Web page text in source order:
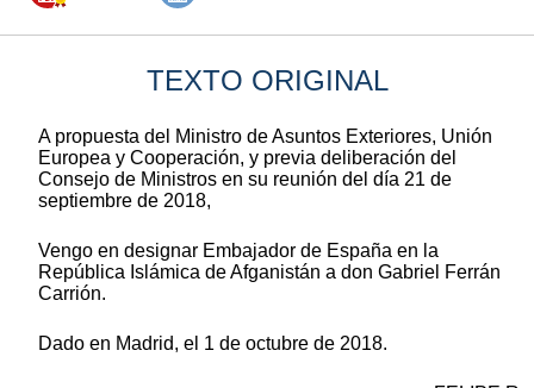
TEXTO ORIGINAL
A propuesta del Ministro de Asuntos Exteriores, Unión
Europea y Cooperación, y previa deliberación del
Consejo de Ministros en su reunión del día 21 de
septiembre de 2018,
Vengo en designar Embajador de España en la
República Islámica de Afganistán a don Gabriel Ferrán
Carrión.
Dado en Madrid, el 1 de octubre de 2018.